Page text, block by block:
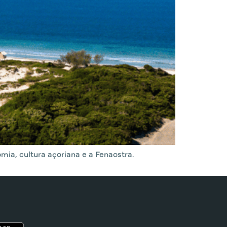
cultura açoriana e a Fenaostra.